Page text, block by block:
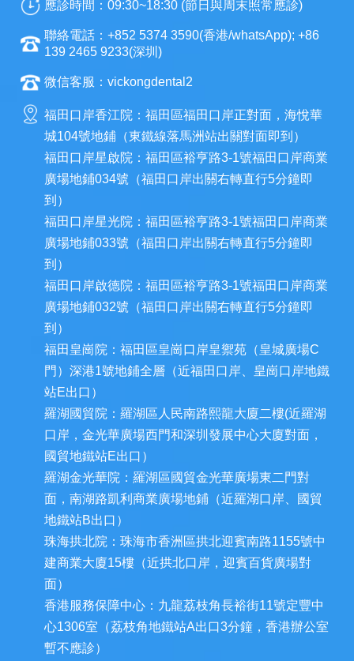
應診時間：09:30~18:30 (節日與周末照常應診)
聯絡電話：+852 5374 3590(香港/whatsApp); +86
139 2465 9233(深圳)
微信客服：vickongdental2
福田口岸香江院：福田區福田口岸正對面，海悅華
城104號地鋪（東鐵線落馬洲站出關對面即到）
福田口岸星啟院：福田區裕亨路3-1號福田口岸商業
廣場地鋪034號（福田口岸出關右轉直行5分鐘即
到）
福田口岸星光院：福田區裕亨路3-1號福田口岸商業
廣場地鋪033號（福田口岸出關右轉直行5分鐘即
到）
福田口岸啟德院：福田區裕亨路3-1號福田口岸商業
廣場地鋪032號（福田口岸出關右轉直行5分鐘即
到）
福田皇崗院：福田區皇崗口岸皇禦苑（皇城廣場C
門）深港1號地鋪全層（近福田口岸、皇崗口岸地鐵
站E出口）
羅湖國貿院：羅湖區人民南路熙龍大廈二樓(近羅湖
口岸，金光華廣場西門和深圳發展中心大廈對面，
國貿地鐵站E出口）
羅湖金光華院：羅湖區國貿金光華廣場東二門對
面，南湖路凱利商業廣場地鋪（近羅湖口岸、國貿
地鐵站B出口）
珠海拱北院：珠海市香洲區拱北迎賓南路1155號中
建商業大廈15樓（近拱北口岸，迎賓百貨廣場對
面）
香港服務保障中心：九龍荔枝角長裕街11號定豐中
心1306室（荔枝角地鐵站A出口3分鐘，香港辦公室
暫不應診）